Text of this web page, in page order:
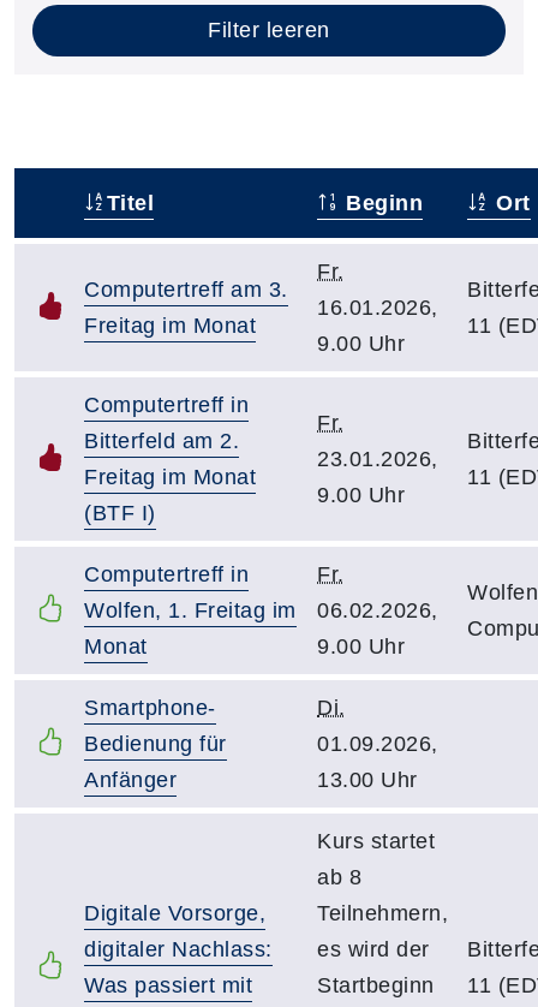
Filter leeren
Titel Beginn Ort
Computertreff am 3.
Freitag im Monat
Fr.
16.01.2026,
9.00 Uhr
11
Computertreff in
Bitterfeld am 2.
Freitag im Monat
(BTF I)
Fr.
23.01.2026,
9.00 Uhr
11
Computertreff in
Wolfen, 1. Freitag im
Monat
Fr.
06.02.2026,
9.00 Uhr
Smartphone-
Bedienung für
Anfänger
Di.
01.09.2026,
13.00 Uhr
Digitale Vorsorge,
digitaler Nachlass:
Was passiert mit
Kurs startet
ab 8
Teilnehmern,
es wird der
Startbeginn
11